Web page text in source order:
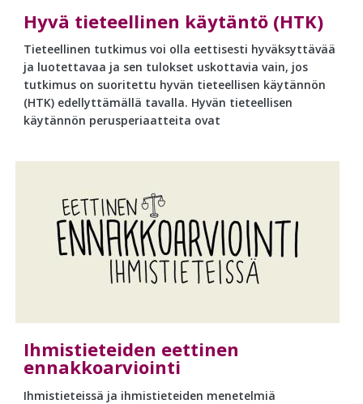
Hyvä tieteellinen käytäntö (HTK)
Tieteellinen tutkimus voi olla eettisesti hyväksyttävää
ja luotettavaa ja sen tulokset uskottavia vain, jos
tutkimus on suoritettu hyvän tieteellisen käytännön
(HTK) edellyttämällä tavalla. Hyvän tieteellisen
käytännön perusperiaatteita ovat
Ihmistieteiden eettinen
ennakkoarviointi
Ihmistieteissä ja ihmistieteiden menetelmiä